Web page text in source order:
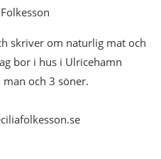
skriver om naturlig mat och
bor i hus i Ulricehamn
och 3 söner.